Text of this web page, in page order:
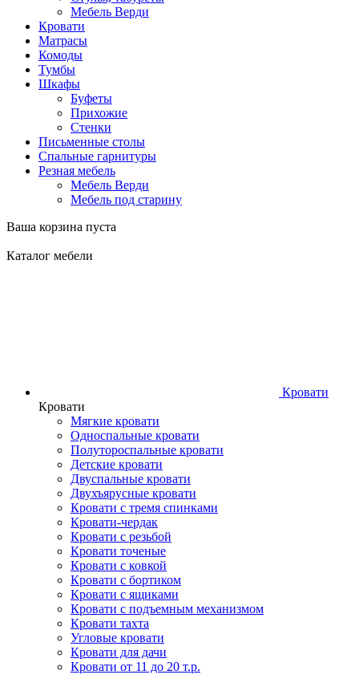
Мебель Верди
Кровати
Матрасы
Комоды
Тумбы
Шкафы
Буфеты
Прихожие
Стенки
Письменные столы
Спальные гарнитуры
Резная мебель
Мебель Верди
Мебель под старину
Ваша корзина пуста
Каталог мебели
Кровати
Кровати
Мягкие кровати
Односпальные кровати
Полутороспальные кровати
Детские кровати
Двуспальные кровати
Двухъярусные кровати
Кровати с тремя спинками
Кровати-чердак
Кровати с резьбой
Кровати точеные
Кровати с ковкой
Кровати с бортиком
Кровати с ящиками
Кровати с подъемным механизмом
Кровати тахта
Угловые кровати
Кровати для дачи
Кровати от 11 до 20 т.р.